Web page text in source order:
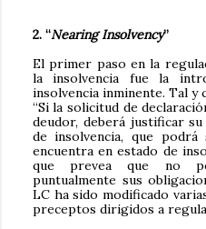
2. “Nearing Insolvency”
El primer paso en la
la insolvencia fue la
insolvencia inminente. Tal y
“Si la solicitud de
deudor, deberá justificar
de insolvencia, que
encuentra en estado de
que prevea que no
puntualmente sus
LC ha sido modificado
preceptos dirigidos a